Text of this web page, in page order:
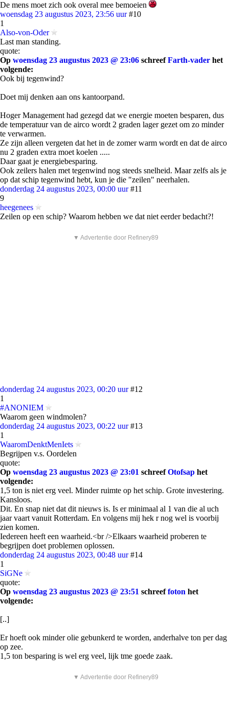
De mens moet zich ook overal mee bemoeien
woensdag 23 augustus 2023, 23:56 uur #10
1
Also-von-Oder
Last man standing.
quote:
Op woensdag 23 augustus 2023 @ 23:06 schreefFarth-vader het
volgende:
Ook bij tegenwind?
Doet mij denken aan ons kantoorpand.
Hoger Management had gezegd dat we energie moeten besparen, dus
de temperatuur van de airco wordt 2 graden lager gezet om zo minder
te verwarmen.
Ze zijn alleen vergeten dat het in de zomer warm wordt en dat de airco
nu 2 graden extra moet koelen .....
Daar gaat je energiebesparing.
Ook zeilers halen met tegenwind nog steeds snelheid. Maar zelfs als je
op dat schip tegenwind hebt, kun je die "zeilen" neerhalen.
donderdag 24 augustus 2023, 00:00 uur #11
9
heegenees
Zeilen op een schip? Waarom hebben we dat niet eerder bedacht?!
▼ Advertentie door Refinery89
donderdag 24 augustus 2023, 00:20 uur #12
1
#ANONIEM
Waarom geen windmolen?
donderdag 24 augustus 2023, 00:22 uur #13
1
WaaromDenktMenIets
Begrijpen v.s. Oordelen
quote:
Op woensdag 23 augustus 2023 @ 23:01 schreefOtofsap het
volgende:
1,5 ton is niet erg veel. Minder ruimte op het schip. Grote investering.
Kansloos.
Dit. En snap niet dat dit nieuws is. Is er minimaal al 1 van die al uch
jaar vaart vanuit Rotterdam. En volgens mij hek r nog wel is voorbij
zien komen.
Iedereen heeft een waarheid.<br />Elkaars waarheid proberen te
begrijpen doet problemen oplossen.
donderdag 24 augustus 2023, 00:48 uur #14
1
SiGNe
quote:
Op woensdag 23 augustus 2023 @ 23:51 schreeffoton het
volgende:
[..]
Er hoeft ook minder olie gebunkerd te worden, anderhalve ton per dag
op zee.
1,5 ton besparing is wel erg veel, lijk tme goede zaak.
▼ Advertentie door Refinery89